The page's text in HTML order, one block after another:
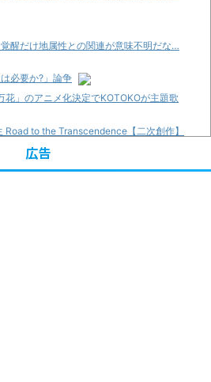
覚醒だけ地属性との関連が意味不明だな…
必要か?」論争
花」のアニメ化決定でKOTOKOが主題歌
Road to the Transcendence【二次創作】
可愛すぎる
広告